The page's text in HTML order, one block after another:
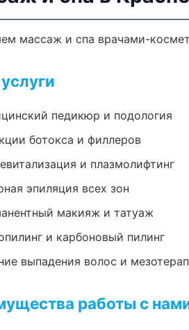
массаж и спа врачами-
педикюр и подология
ботокса и филлеров
и плазмолифтинг
эпиляция всех зон
макияж и татуаж
и карбоновый пилинг
выпадения волос и
работы с